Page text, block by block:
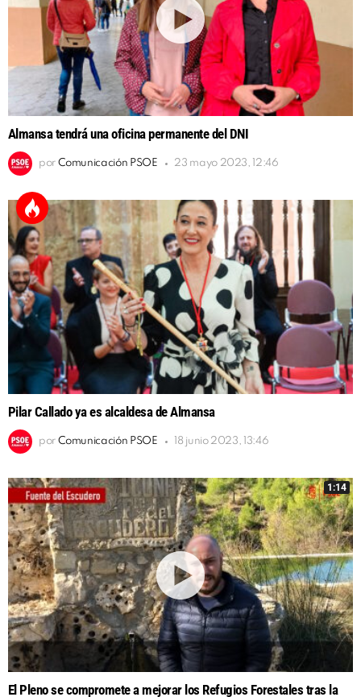
Almansa tendrá una oficina permanente del DNI
por Comunicación PSOE 23 mayo 2023, 12:46
Pilar Callado ya es alcaldesa de Almansa
por Comunicación PSOE 18 junio 2023, 13:46
1:14
El Pleno se compromete a mejorar los Refugios Forestales tras la